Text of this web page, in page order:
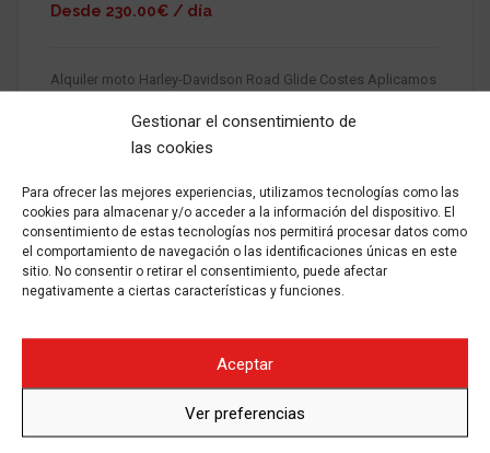
Gestionar el consentimiento de
las cookies
Para ofrecer las mejores experiencias, utilizamos tecnologías como las
cookies para almacenar y/o acceder a la información del dispositivo. El
consentimiento de estas tecnologías nos permitirá procesar datos como
el comportamiento de navegación o las identificaciones únicas en este
sitio. No consentir o retirar el consentimiento, puede afectar
negativamente a ciertas características y funciones.
Aceptar
Ver preferencias
Desde 230.00€ / día
Alquiler moto Harley-Davidson Road Glide Costes Aplicamos
de descuento en alquileres de 7 a 14 días Aplicamos 20% de
descuento en alquileres de 15
2024 GASOLINA MANUAL 25000
ALQUILAR